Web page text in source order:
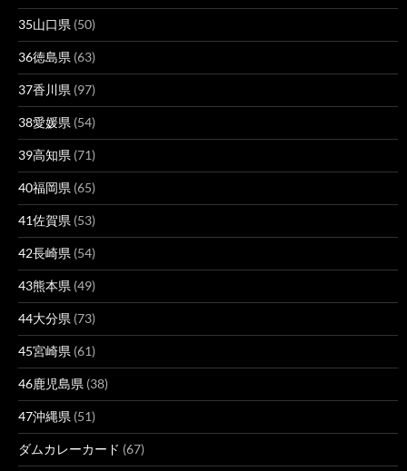
35山口県 (50)
36徳島県 (63)
37香川県 (97)
38愛媛県 (54)
39高知県 (71)
40福岡県 (65)
41佐賀県 (53)
42長崎県 (54)
43熊本県 (49)
44大分県 (73)
45宮崎県 (61)
46鹿児島県 (38)
47沖縄県 (51)
ダムカレーカード (67)